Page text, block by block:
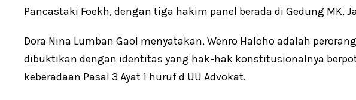
Pancastaki Foekh, dengan tiga hakim panel berada di Gedung MK,
Dora Nina Lumban Gaol menyatakan, Wenro Haloho adalah
dibuktikan dengan identitas yang hak-hak konstitusionalnya
keberadaan Pasal 3 Ayat 1 huruf d UU Advokat.